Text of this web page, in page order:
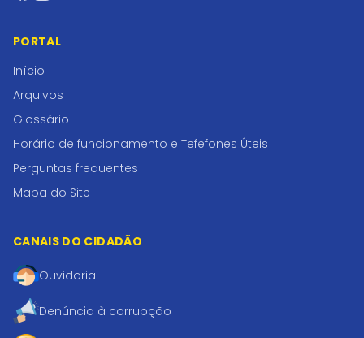
PORTAL
Início
Arquivos
Glossário
Horário de funcionamento e Tefefones Úteis
Perguntas frequentes
Mapa do Site
CANAIS DO CIDADÃO
Ouvidoria
Denúncia à corrupção